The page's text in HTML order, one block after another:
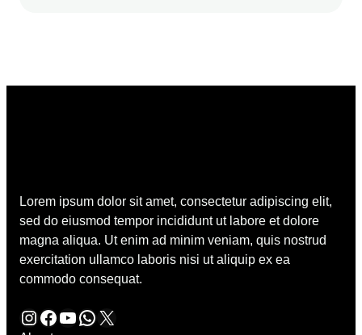
Lorem ipsum dolor sit amet, consectetur adipiscing elit,
sed do eiusmod tempor incididunt ut labore et dolore
magna aliqua. Ut enim ad minim veniam, quis nostrud
exercitation ullamco laboris nisi ut aliquip ex ea
commodo consequat.
Instagram Facebook YouTube WhatsApp X